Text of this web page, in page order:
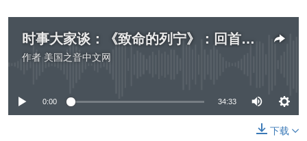
时事大家谈：《致命的列宁》：回首共产主义一百年
作者 美国之音中文网
0:00 34:33
下载